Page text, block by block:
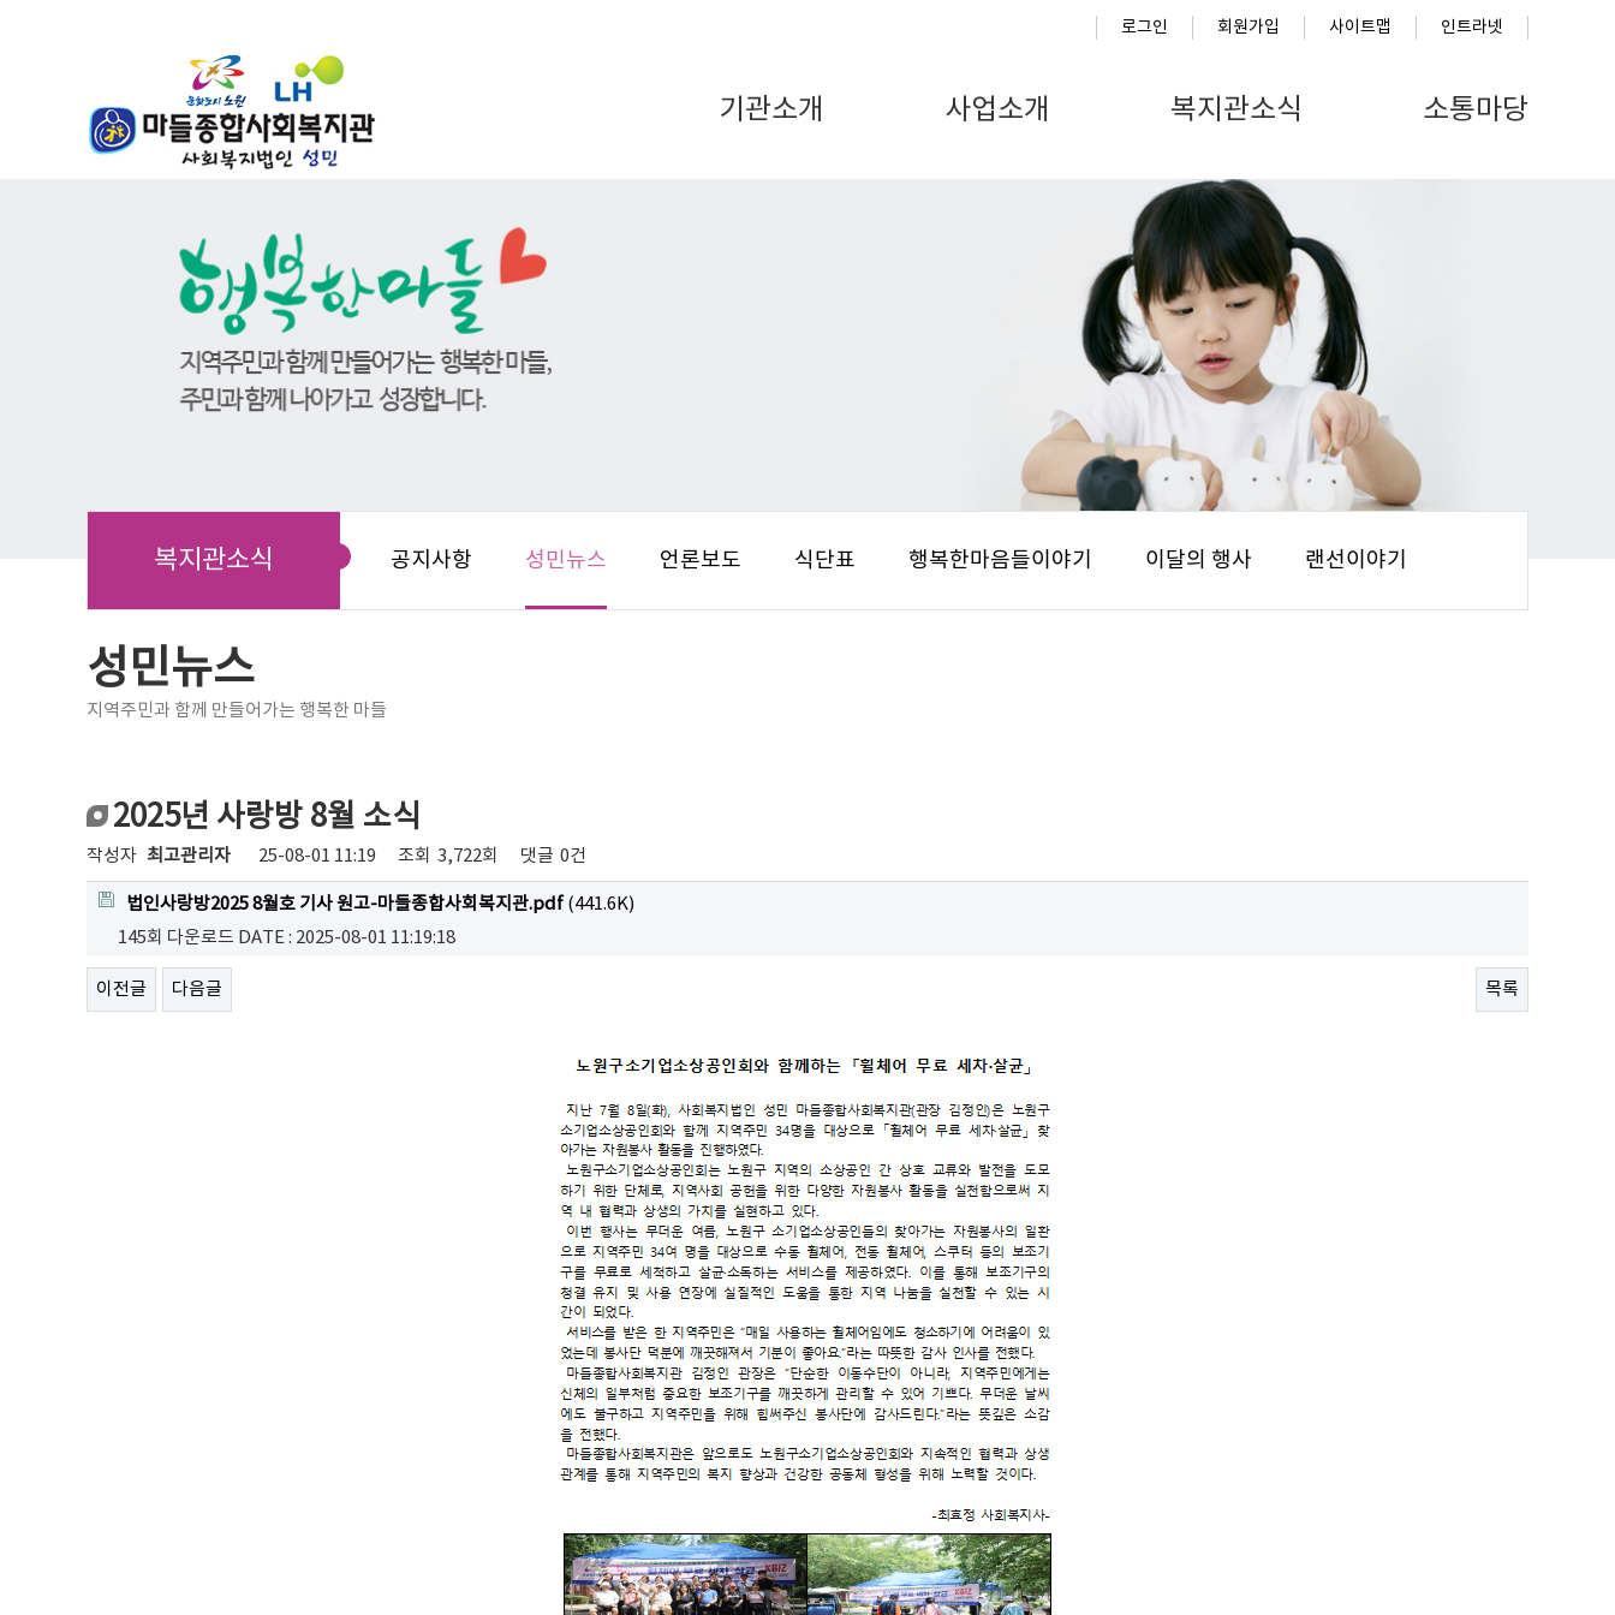
로그인 회원가입 사이트맵 인트라넷
기관소개 사업소개 복지관소식 소통마당
복지관소식 공지사항 성민뉴스 언론보도 식단표 행복한마음들이야기 이달의 행사 랜선이야기
성민뉴스
지역주민과 함께 만들어가는 행복한 마들
2025년 사랑방 8월 소식
작성자 최고관리자 25-08-01 11:19 조회 3,722회 댓글 0건
법인사랑방2025 8월호 기사 원고-마들종합사회복지관.pdf (441.6K)
145회 다운로드 DATE : 2025-08-01 11:19:18
이전글 다음글 목록